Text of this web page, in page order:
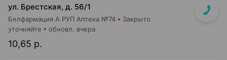
ул. Брестская, д. 56/1
Белфармация А РУП Аптека №74 Закрыто
10,65 р.
уточняйте обновл. вчера